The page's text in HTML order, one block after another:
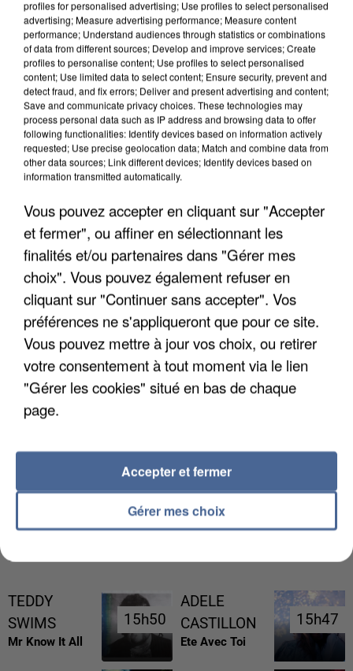
APRÈS TOUTES CES CANICULES, LES REFUGES
DE FAUNE SAUVAGE SONT...
L’UN DES FONDATEURS SUPPOSÉS DE LA DZ
MAFIA INTERPELLÉ EN ALGÉRIE
RÉCEMMENT DIFFUSÉ
TEDDY
SWIMS
Mr Know It All
15h50
15h50
ADELE
CASTILLON
Ete Avec Toi
15h47
15h47
profiles for personalised advertising; Use profiles to select personalised
advertising; Measure advertising performance; Measure content
performance; Understand audiences through statistics or combinations
of data from different sources; Develop and improve services; Create
profiles to personalise content; Use profiles to select personalised
content; Use limited data to select content; Ensure security, prevent and
detect fraud, and fix errors; Deliver and present advertising and content;
Save and communicate privacy choices. These technologies may
process personal data such as IP address and browsing data to offer
following functionalities: Identify devices based on information actively
requested; Use precise geolocation data; Match and combine data from
other data sources; Link different devices; Identify devices based on
information transmitted automatically.
Vous pouvez accepter en cliquant sur "Accepter
et fermer", ou affiner en sélectionnant les
finalités et/ou partenaires dans "Gérer mes
choix". Vous pouvez également refuser en
cliquant sur "Continuer sans accepter". Vos
préférences ne s'appliqueront que pour ce site.
Vous pouvez mettre à jour vos choix, ou retirer
votre consentement à tout moment via le lien
"Gérer les cookies" situé en bas de chaque
page.
Gérer mes choix
Accepter et fermer